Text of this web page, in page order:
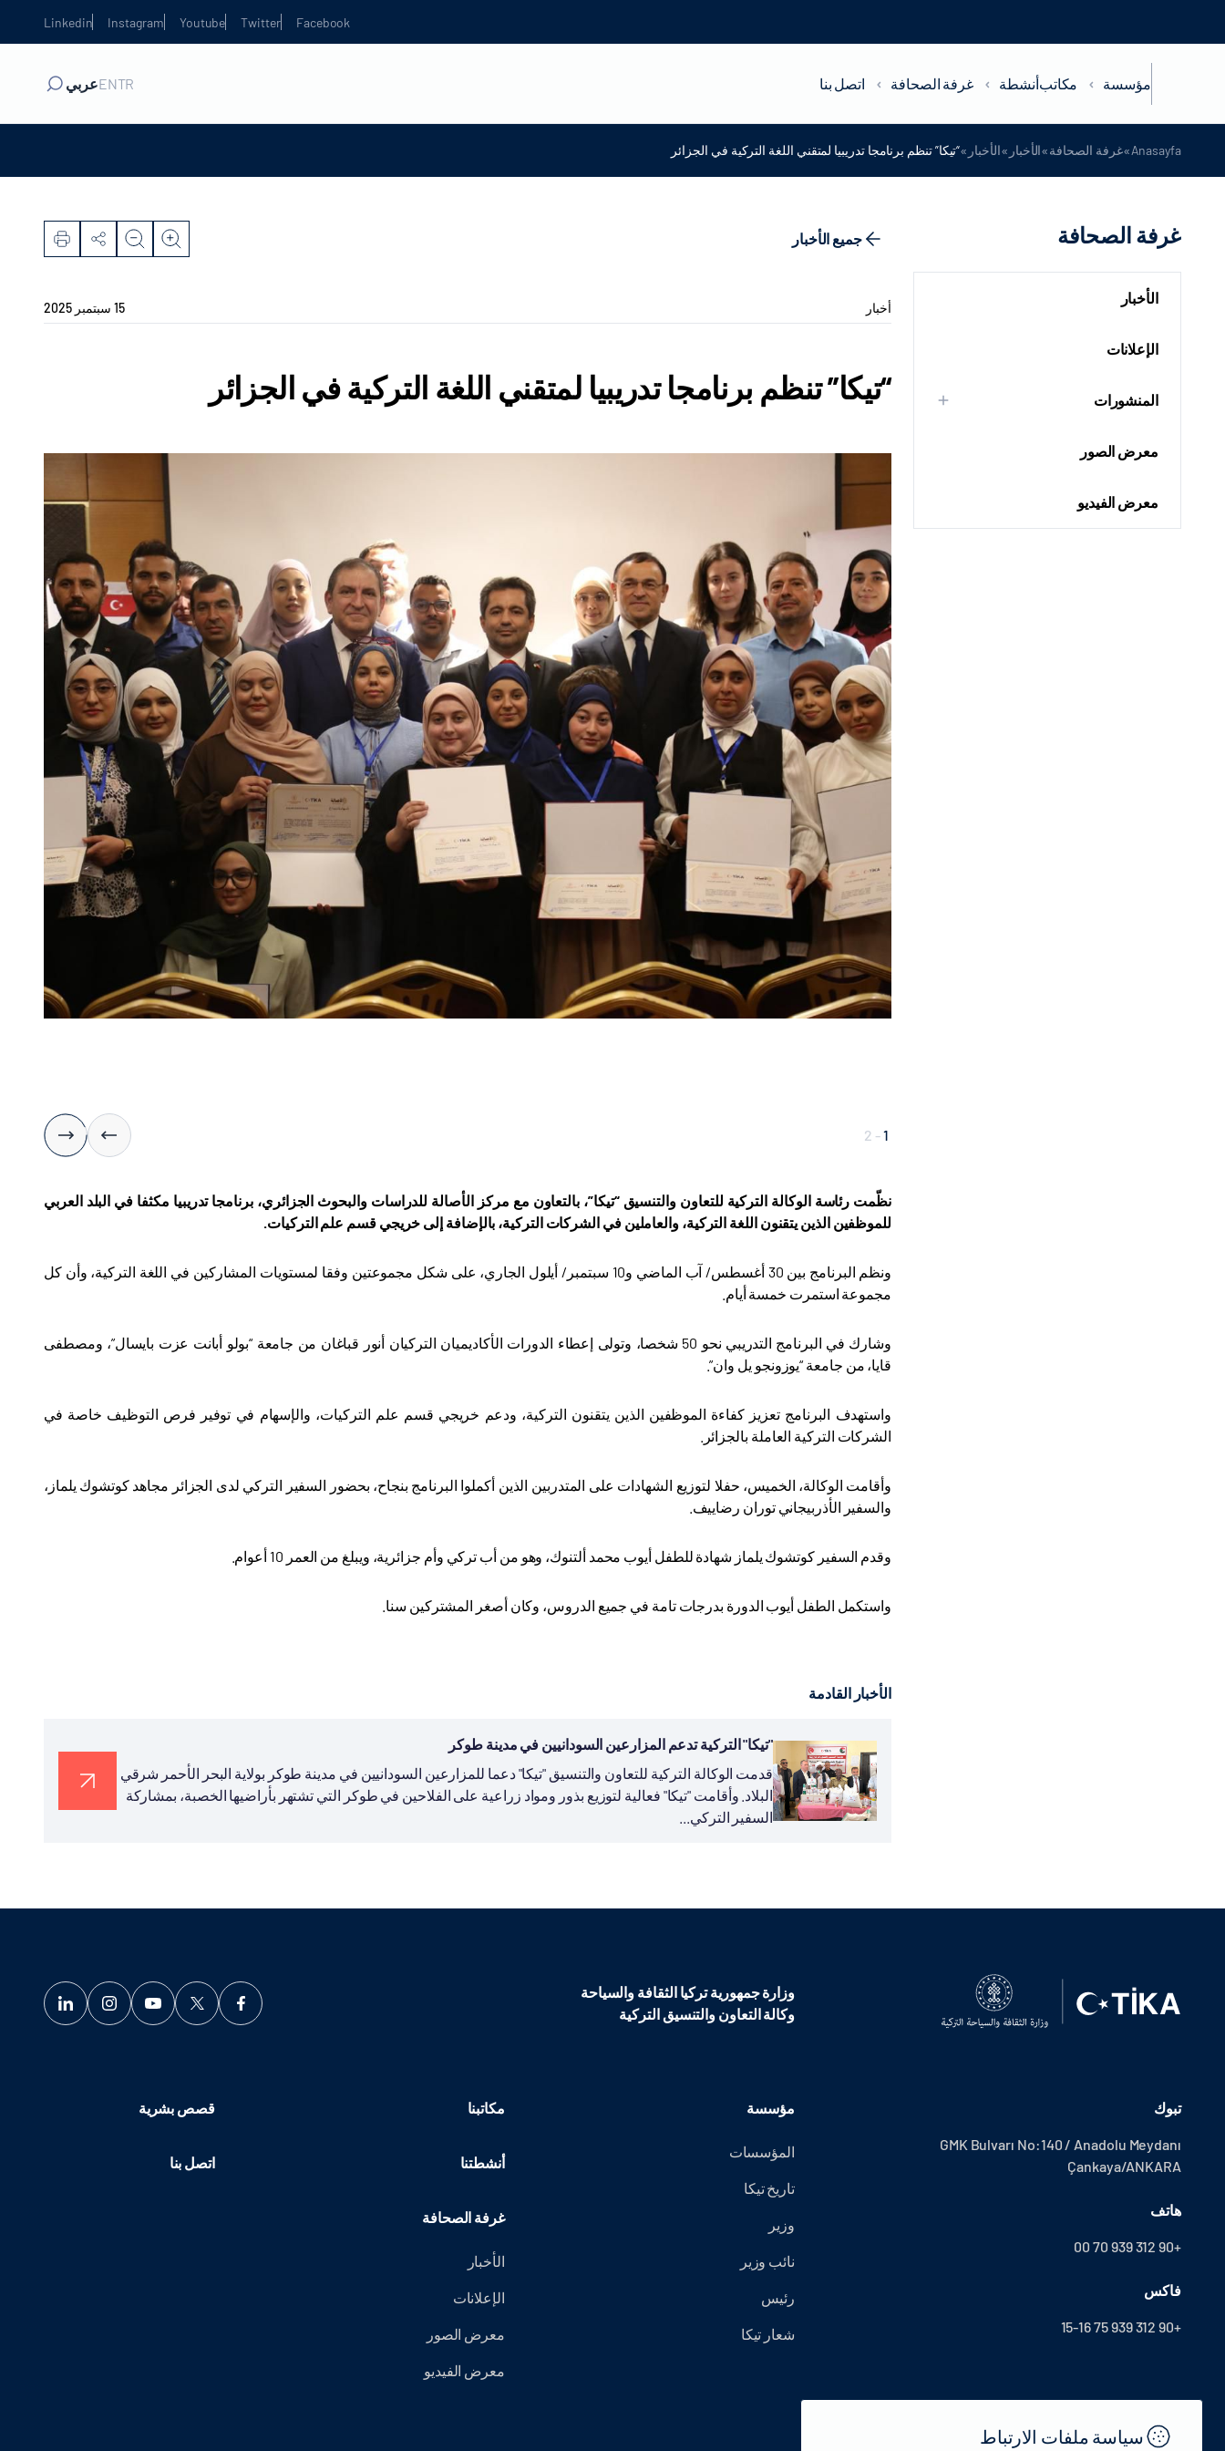
Facebook
Twitter
Youtube
Instagram
Linkedin
مؤسسة مكاتبأنشطة غرفة الصحافة اتصل بنا TR
ENعربي
Anasayfa
»غرفة الصحافة»الأخبار »الأخبار »“تيكا” تنظم برنامجا تدريبيا لمتقني اللغة التركية في الجزائر
غرفة الصحافة
الأخبار
الإعلانات
المنشورات
معرض الصور
معرض الفيديو
جميع الأخبار
أخبار 15 سبتمبر 2025
“تيكا” تنظم برنامجا تدريبيا لمتقني اللغة التركية في الجزائر
2
-
2
نظّمت رئاسة الوكالة التركية للتعاون والتنسيق “تيكا”، بالتعاون مع مركز الأصالة للدراسات والبحوث الجزائري، برنامجا تدريبيا مكثفا في البلد العربي
للموظفين الذين يتقنون اللغة التركية، والعاملين في الشركات التركية، بالإضافة إلى خريجي قسم علم التركيات.
ونظم البرنامج بين 30 أغسطس/ آب الماضي و10 سبتمبر/ أيلول الجاري، على شكل مجموعتين وفقا لمستويات المشاركين في اللغة التركية، وأن كل
مجموعة استمرت خمسة أيام.
وشارك في البرنامج التدريبي نحو 50 شخصا، وتولى إعطاء الدورات الأكاديميان التركيان أنور قباغان من جامعة “بولو أبانت عزت بايسال”، ومصطفى
قايا، من جامعة “يوزونجو يل وان”.
واستهدف البرنامج تعزيز كفاءة الموظفين الذين يتقنون التركية، ودعم خريجي قسم علم التركيات، والإسهام في توفير فرص التوظيف خاصة في
الشركات التركية العاملة بالجزائر.
وأقامت الوكالة، الخميس، حفلا لتوزيع الشهادات على المتدربين الذين أكملوا البرنامج بنجاح، بحضور السفير التركي لدى الجزائر مجاهد كوتشوك يلماز،
والسفير الأذربيجاني توران رضاييف.
وقدم السفير كوتشوك يلماز شهادة للطفل أيوب محمد ألتنوك، وهو من أب تركي وأم جزائرية، ويبلغ من العمر 10 أعوام.
واستكمل الطفل أيوب الدورة بدرجات تامة في جميع الدروس، وكان أصغر المشتركين سنا.
الأخبار القادمة
"تيكا" التركية تدعم المزارعين السودانيين في مدينة طوكر
قدمت الوكالة التركية للتعاون والتنسيق "تيكا" دعما للمزارعين السودانيين في مدينة طوكر بولاية البحر الأحمر شرقي
البلاد. وأقامت "تيكا" فعالية لتوزيع بذور ومواد زراعية على الفلاحين في طوكر التي تشتهر بأراضيها الخصبة، بمشاركة
السفير التركي...
وزارة جمهورية تركيا الثقافة والسياحة
وكالة التعاون والتنسيق التركية
تبوك
GMK Bulvarı No:140 / Anadolu Meydanı
Çankaya/ANKARA
هاتف
+90 312 939 70 00
فاكس
+90 312 939 75 15-16
مؤسسة
المؤسسات
تاريخ تيكا
وزير
نائب وزير
رئيس
شعار تيكا
مكاتبنا
أنشطتنا
غرفة الصحافة
الأخبار
الإعلانات
معرض الصور
معرض الفيديو
قصص بشرية
اتصل بنا
سياسة ملفات الارتباط